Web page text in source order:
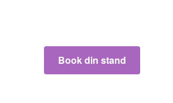
Book din stand